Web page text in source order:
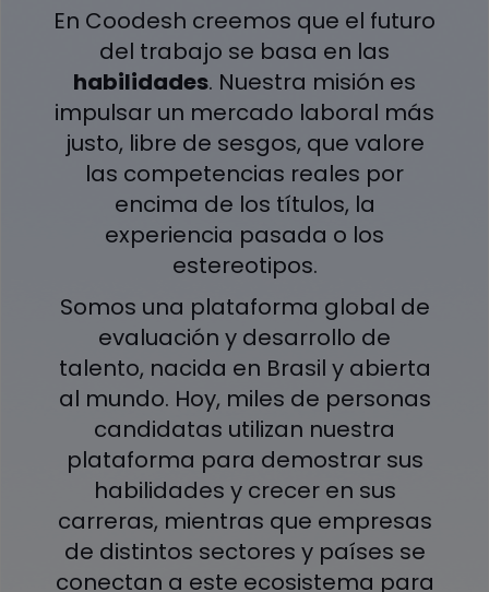
En Coodesh creemos que el futuro
del trabajo se basa en las
habilidades. Nuestra misión es
impulsar un mercado laboral más
justo, libre de sesgos, que valore
las competencias reales por
encima de los títulos, la
experiencia pasada o los
estereotipos.
Somos una plataforma global de
evaluación y desarrollo de
talento, nacida en Brasil y abierta
al mundo. Hoy, miles de personas
candidatas utilizan nuestra
plataforma para demostrar sus
habilidades y crecer en sus
carreras, mientras que empresas
de distintos sectores y países se
conectan a este ecosistema para